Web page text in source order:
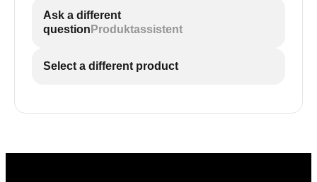
Ask a different
question Produktassistent
Select a different product